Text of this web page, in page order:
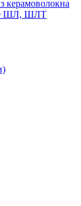
керамоволокна
ШЛ, ШЛТ